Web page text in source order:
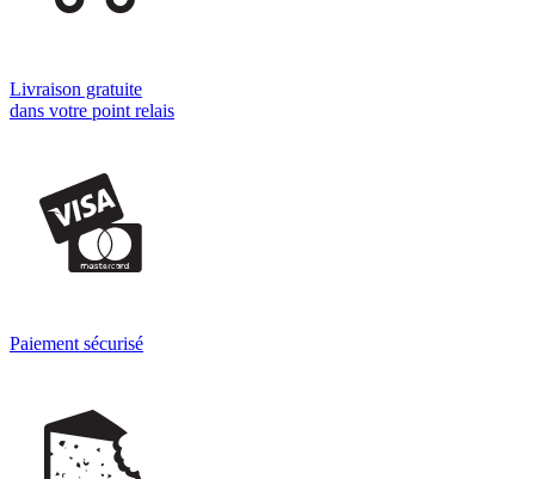
Livraison gratuite
dans votre point relais
Paiement sécurisé